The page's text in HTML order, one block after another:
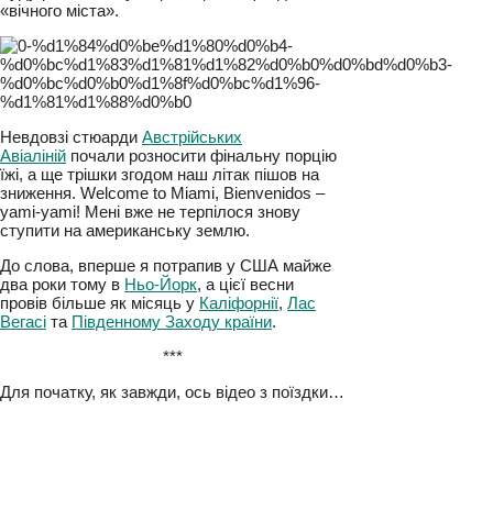
польоту, а я вже собі потроху надумував, як
буду розсікати вулицями цього ще одного
«вічного міста».
Невдовзі стюардиАвстрійських
Авіаліній почали розносити фінальну порцію
їжі, а ще трішки згодом наш літак пішов на
зниження. Welcome to Miami, Bienvenidos –
yami-yami! Мені вже не терпілося знову
ступити на американську землю.
До слова, вперше я потрапив у США майже
провів більше як місяць уКаліфорнії,Лас